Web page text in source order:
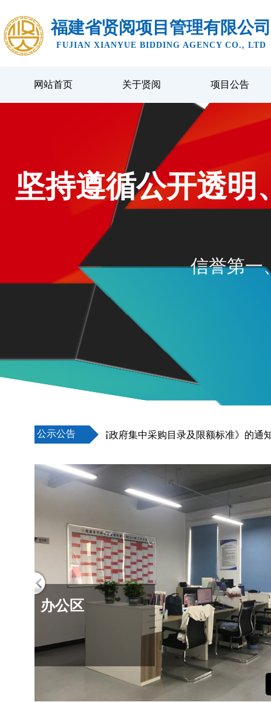
福建省贤阅项目管理有限公司
FUJIAN XIANYUE BIDDING AGENCY CO., LTD
网站首页 关于贤阅 项目公告
坚持遵循公开透
信誉第一
厅关于印发《福建省政府集中采购目录及限额标准》的通知
公示公告